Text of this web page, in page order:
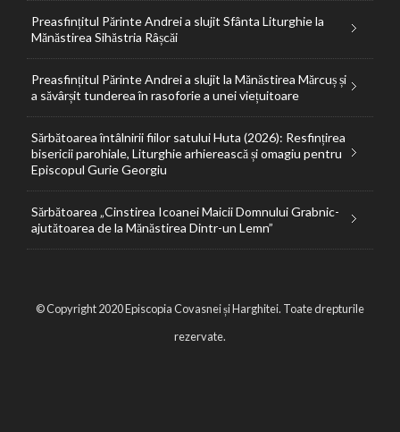
Preasfințitul Părinte Andrei a slujit Sfânta Liturghie la
Mănăstirea Sihăstria Râșcăi
Preasfințitul Părinte Andrei a slujit la Mănăstirea Mărcuș și
a săvârșit tunderea în rasoforie a unei viețuitoare
Sărbătoarea întâlnirii fiilor satului Huta (2026): Resfințirea
bisericii parohiale, Liturghie arhierească și omagiu pentru
Episcopul Gurie Georgiu
Sărbătoarea „Cinstirea Icoanei Maicii Domnului Grabnic-
ajutătoarea de la Mănăstirea Dintr-un Lemn”
© Copyright 2020 Episcopia Covasnei și Harghitei. Toate drepturile
rezervate.